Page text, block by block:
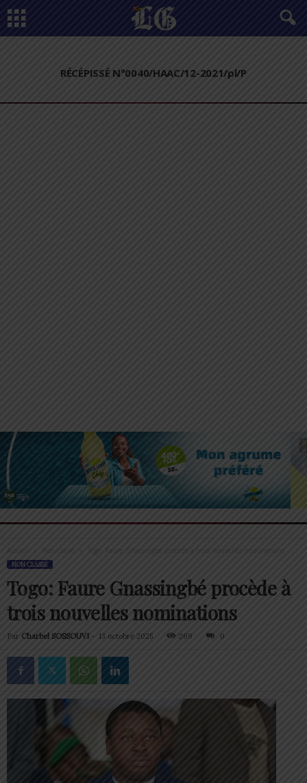
RÉCÉPISSÉ N°0040/HAAC/12-2021/pl/P
Accueil Togo: Faure Gnassingbé procède à trois nouvelles nominations
NON CLASSÉ
Togo: Faure Gnassingbé procède à
trois nouvelles nominations
Par Charbel SOSSOUVI - 13 octobre 2025 269 0